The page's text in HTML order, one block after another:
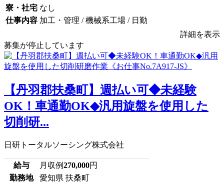
寮・社宅 なし
仕事内容 加工・管理 / 機械系工場 / 日勤
詳細を表示
募集が停止しています
【丹羽郡扶桑町】週払い可◆未経験
OK！車通勤OK◆汎用旋盤を使用した
切削研...
日研トータルソーシング株式会社
給与 月収例270,000円
勤務地
愛知県 扶桑町